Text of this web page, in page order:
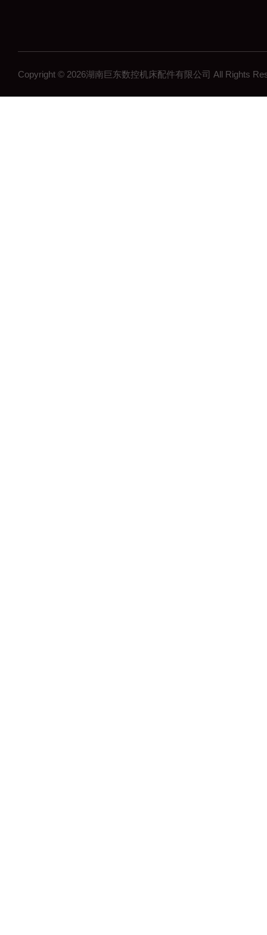
Copyright © 2026湖南巨东数控机床配件有限公司 All Rights